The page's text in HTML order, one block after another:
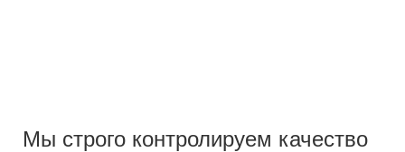
Мы строго контролируем качество